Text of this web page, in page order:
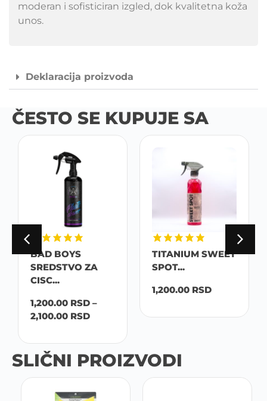
moderan i sofisticiran izgled, dok kvalitetna koža
unos.
Deklaracija proizvoda
ČESTO SE KUPUJE SA
BAD BOYS
SREDSTVO ZA
CISC...
1,200.00 RSD –
2,100.00 RSD
TITANIUM SWEET
SPOT...
1,200.00 RSD
SLIČNI PROIZVODI